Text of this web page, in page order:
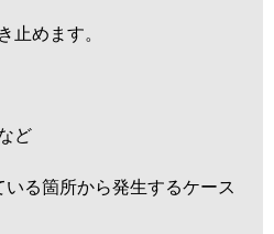
止めます。
ど
る箇所から発生するケース